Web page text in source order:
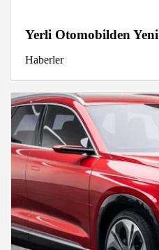
Yerli Otomobilden
Haberler